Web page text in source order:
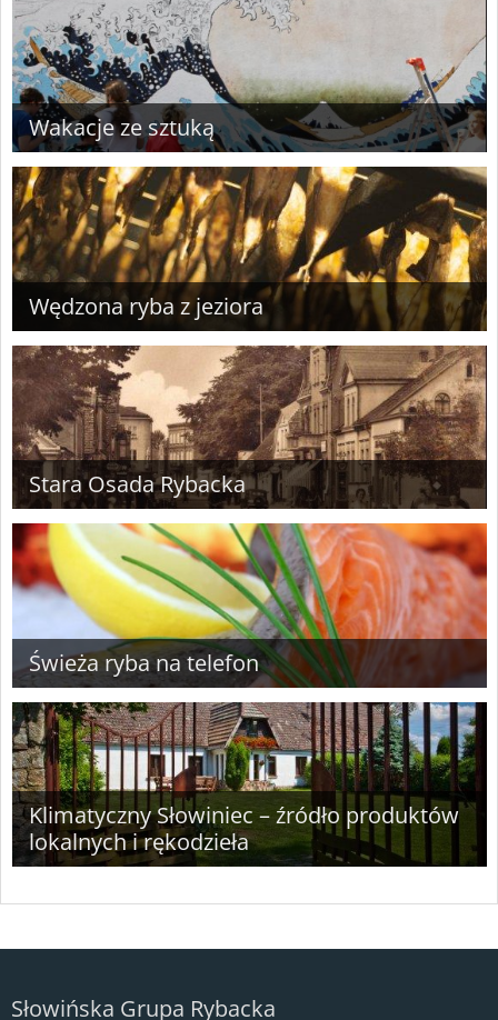
Wakacje ze sztuką
Wędzona ryba z jeziora
Stara Osada Rybacka
Świeża ryba na telefon
Klimatyczny Słowiniec – źródło produktów
lokalnych i rękodzieła
Słowińska Grupa Rybacka